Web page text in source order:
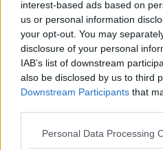
interest-based ads based on
us or personal information
your opt-out. You may
disclosure of your personal
IAB’s list of downstream
also be disclosed by us to third
Downstream Participants that
Personal Data Processing
Pillole
Veglia
​“D” come delitto
Belle lettere
25 Aprile
Todo el bien, todo el mal
Le parole
​L’Australiana